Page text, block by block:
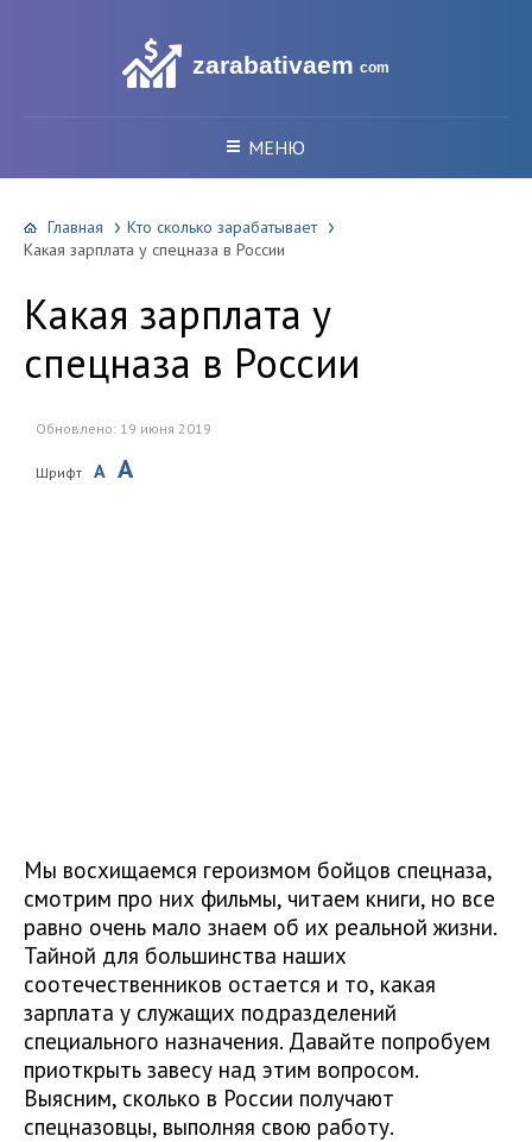
zarabativaem com
МЕНЮ
Главная
Кто сколько зарабатывает
Какая зарплата у спецназа в России
Какая зарплата у
спецназа в России
Обновлено: 19 июня 2019
Шрифт A A
Мы восхищаемся героизмом бойцов спецназа,
смотрим про них фильмы, читаем книги, но все
равно очень мало знаем об их реальной жизни.
Тайной для большинства наших
соотечественников остается и то, какая
зарплата у служащих подразделений
специального назначения. Давайте попробуем
приоткрыть завесу над этим вопросом.
Выясним, сколько в России получают
спецназовцы, выполняя свою работу.